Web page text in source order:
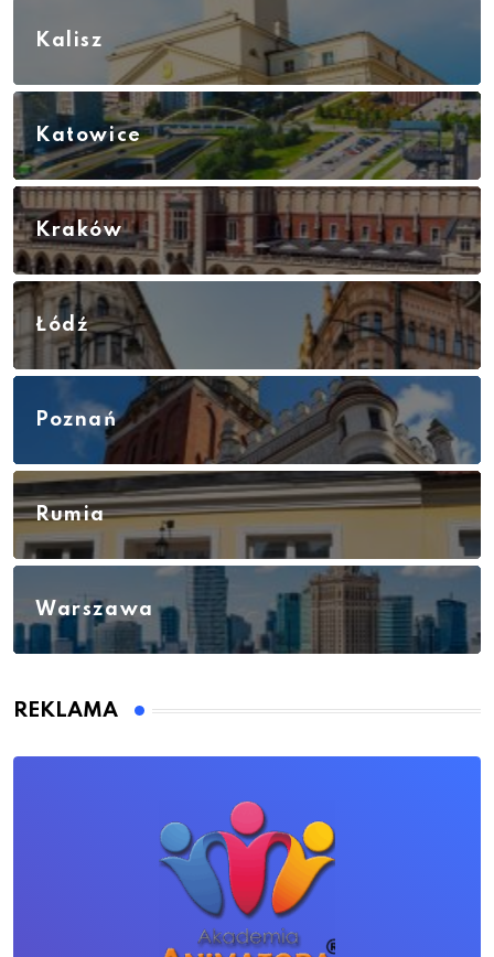
Kalisz
Katowice
Kraków
Łódź
Poznań
Rumia
Warszawa
REKLAMA